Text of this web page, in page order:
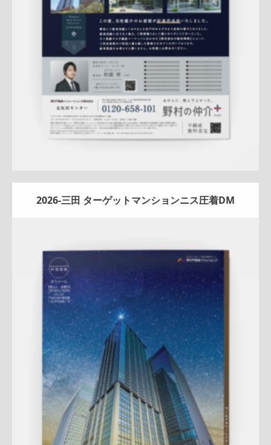
反田センター アフターフォロー 反響成約御礼
詳しく見る
2026-三田 ターゲットマンションニス圧着DM
Update:2026.03.05
折りパンフレット マンション エリア広告シリーズ広告人
気商品売却訴求 査定 クールプレミアム三田センター QR
コードアフターフォロー 成約御礼
詳しく見る